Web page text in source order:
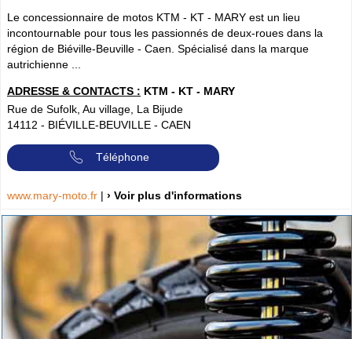
Le concessionnaire de motos KTM - KT - MARY est un lieu
incontournable pour tous les passionnés de deux-roues dans la
région de Biéville-Beuville - Caen. Spécialisé dans la marque
autrichienne ...
ADRESSE & CONTACTS : KTM - KT - MARY
Rue de Sufolk, Au village, La Bijude
14112 - BIÉVILLE-BEUVILLE - CAEN
Téléphone
www.mary-moto.fr | › Voir plus d'informations